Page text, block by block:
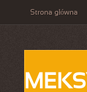
Strona główna